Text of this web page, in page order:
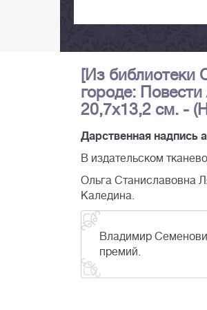
[Из библиотеки
городе:
20,7х13,2 см. -
Дарственная надпись
В издательском
Ольга Станиславовна
Каледина.
Владимир
премий.